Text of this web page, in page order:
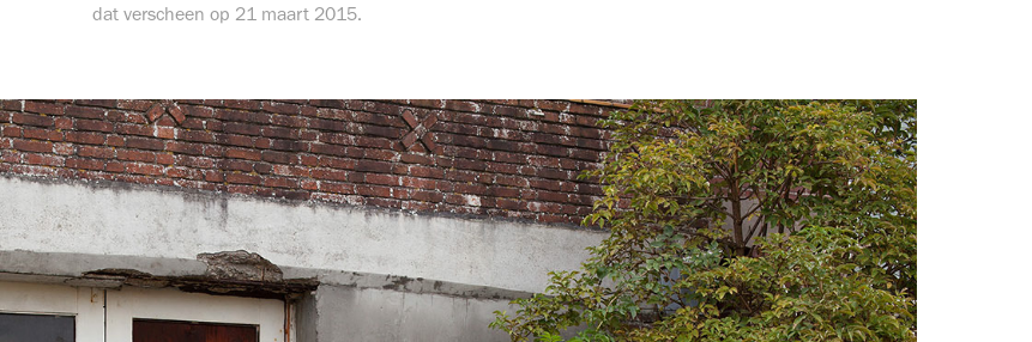
dat verscheen op 21 maart 2015.